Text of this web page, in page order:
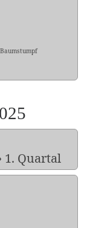
Baumstumpf
1. Quartal